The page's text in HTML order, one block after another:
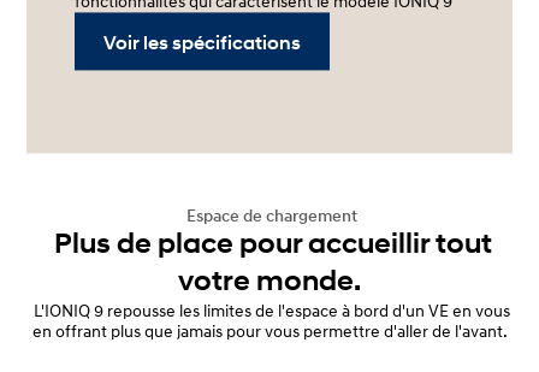
Voir les spécifications
Espace de chargement
Plus de place pour accueillir tout
votre monde.
L'IONIQ 9 repousse les limites de l'espace à bord d'un VE en vous
en offrant plus que jamais pour vous permettre d'aller de l'avant.